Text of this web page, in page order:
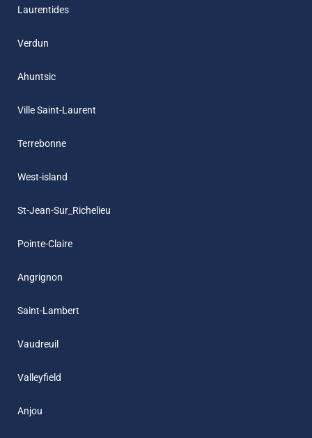
Laurentides
Verdun
Ahuntsic
Ville Saint-Laurent
Terrebonne
West-island
St-Jean-Sur_Richelieu
Pointe-Claire
Angrignon
Saint-Lambert
Vaudreuil
Valleyfield
Anjou